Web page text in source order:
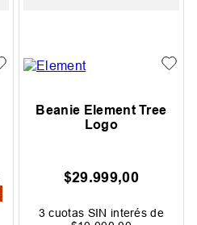
Beanie Element Tree
Logo
$29.999,00
3 cuotas SIN interés de